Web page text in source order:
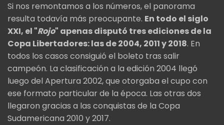
Si nos remontamos a los números, el panorama
resulta todavía más preocupante. En todo el siglo
XXI, el "Rojo" apenas disputó tres ediciones de la
Copa Libertadores: las de 2004, 2011 y 2018. En
todos los casos consiguió el boleto tras salir
campeón. La clasificación a la edición 2004 llegó
luego del Apertura 2002, que otorgaba el cupo con
ese formato particular de la época. Las otras dos
llegaron gracias a las conquistas de la Copa
Sudamericana 2010 y 2017.